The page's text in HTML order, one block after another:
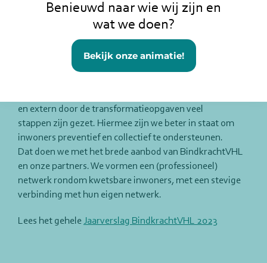
Voor BindkrachtVHL was 2023 het eerste jaar van de
fusie van Welzijn Vianen en SamenDoen. Voor de
inwoners is er weinig veranderd, omdat de lokale
dienstverlening in stand is gebleven. Dit door de
en extern door de transformatieopgaven veel
stappen zijn gezet. Hiermee zijn we beter in staat om
inwoners preventief en collectief te ondersteunen.
Dat doen we met het brede aanbod van BindkrachtVHL
en onze partners. We vormen een (professioneel)
netwerk rondom kwetsbare inwoners, met een stevige
verbinding met hun eigen netwerk.
Lees het gehele Jaarverslag BindkrachtVHL 2023
Benieuwd naar wie wij zijn en
wat we doen?
Bekijk onze animatie!